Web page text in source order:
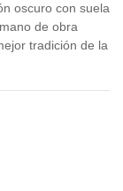
oscuro con suela
de obra
tradición de la